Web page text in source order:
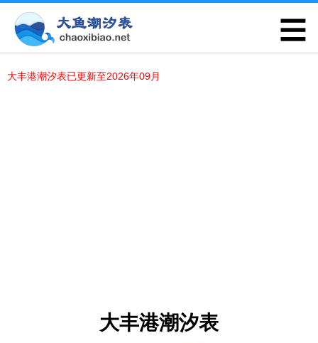
大丰港潮汐表已更新至2026年09月
大丰港潮汐表